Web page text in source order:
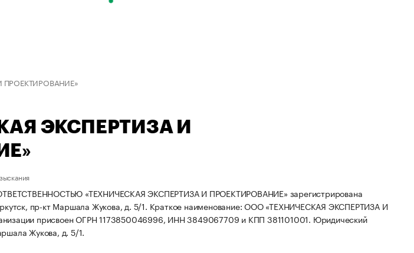
ПРОЕКТИРОВАНИЕ»
ЭКСПЕРТИЗА И
«ТЕХНИЧЕСКАЯ ЭКСПЕРТИЗА И ПРОЕКТИРОВАНИЕ» зарегистрирована
пр-кт Маршала Жукова, д. 5/1. Краткое наименование: ООО «ТЕХНИЧЕСКАЯ ЭКСПЕРТИЗА И
присвоен ОГРН 1173850046996, ИНН 3849067709 и КПП 381101001. Юридический
Жукова, д. 5/1.